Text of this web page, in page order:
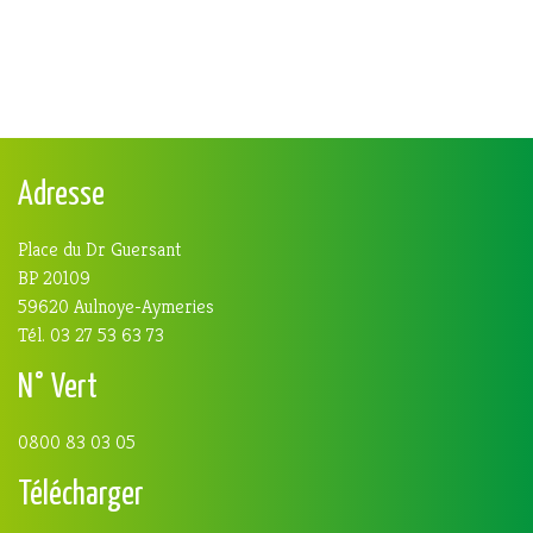
Adresse
Place du Dr Guersant
BP 20109
59620 Aulnoye-Aymeries
Tél. 03 27 53 63 73
N° Vert
0800 83 03 05
Télécharger